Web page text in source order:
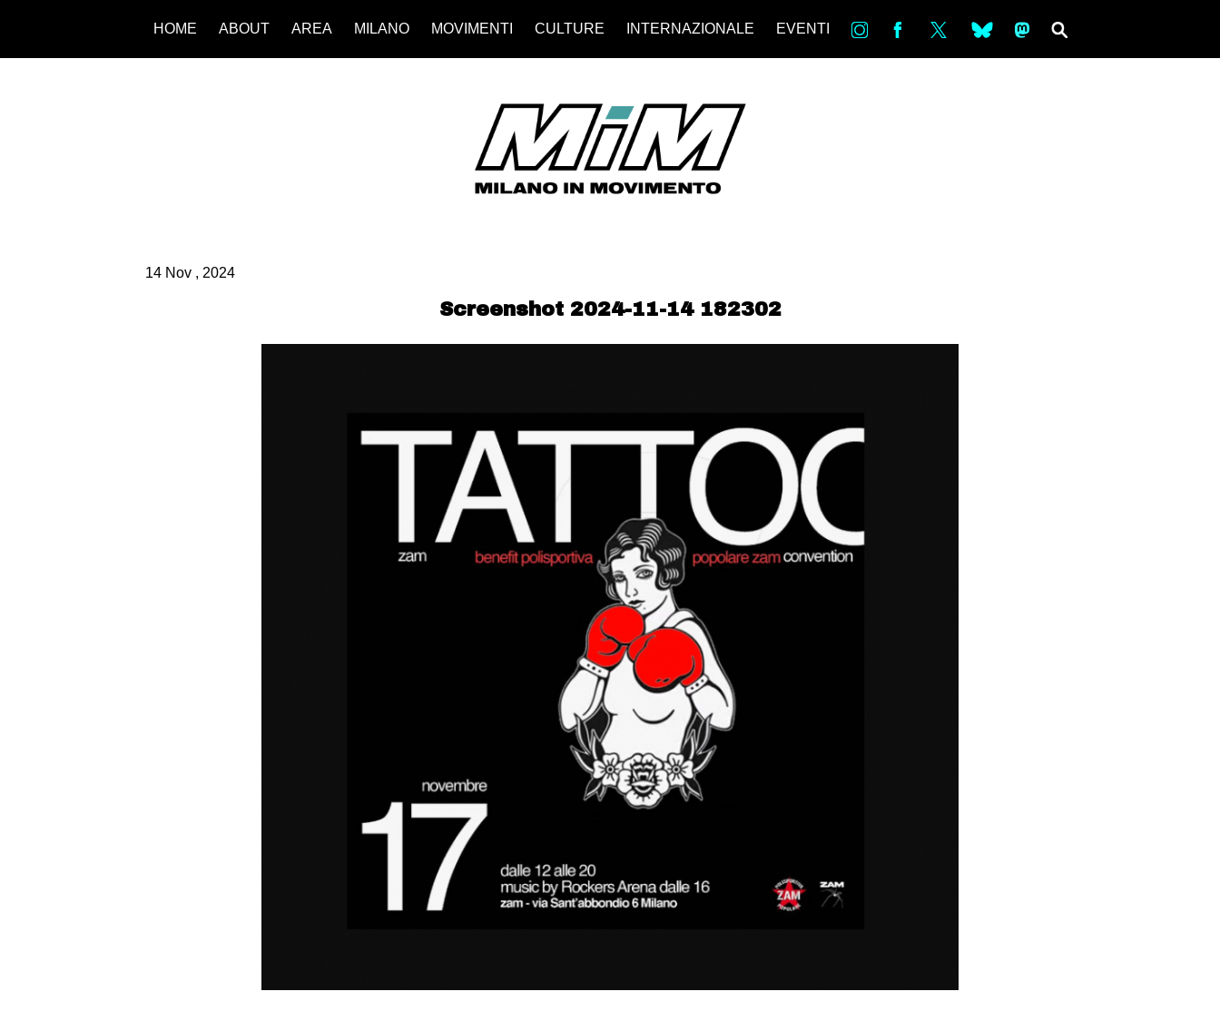
HOME ABOUT AREA MILANO MOVIMENTI CULTURE INTERNAZIONALE EVENTI in bsky ms
14 Nov , 2024
Screenshot 2024-11-14 182302